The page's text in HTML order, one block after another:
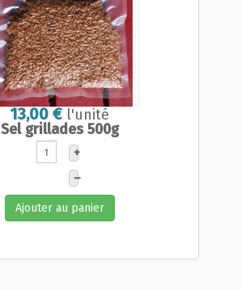
13,00 € l'unité
Sel grillades 500g
+
–
Ajouter au panier